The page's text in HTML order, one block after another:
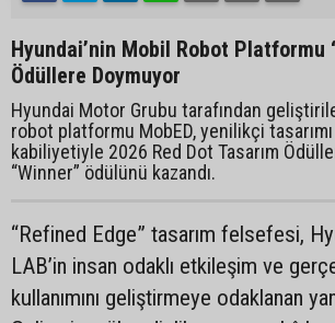
Hyundai’nin Mobil Robot Platformu
Ödüllere Doymuyor
Hyundai Motor Grubu tarafından
robot platformu MobED, yenilikçi
kabiliyetiyle 2026 Red Dot Tasarım
“Winner” ödülünü kazandı.
“Refined Edge” tasarım felsefesi,
LAB’in insan odaklı etkileşim ve
kullanımını geliştirmeye odaklanan